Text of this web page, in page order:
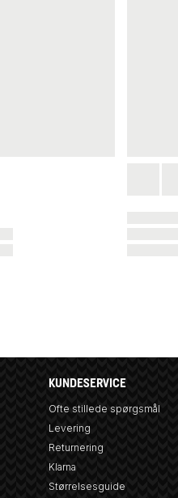
KUNDESERVICE
Ofte stillede spørgsmål
Levering
Returnering
Klarna
Størrelsesguide